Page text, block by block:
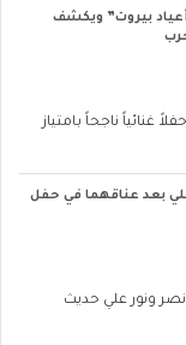
بيروت” ويكشف
غنائياً ناجحاً بامتياز
بعد عناقهما في حفل
ونور علي حديث